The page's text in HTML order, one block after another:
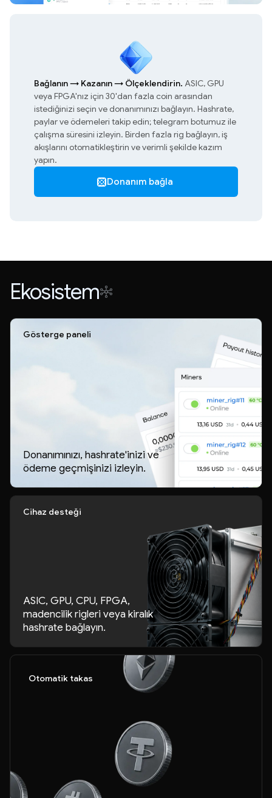
Bağlanın→ Kazanın→ Ölçeklendirin. ASIC, GPU
veya FPGA'nız için 30'dan fazla coin arasından
istediğinizi seçin ve donanımınızı bağlayın. Hashrate,
paylar ve ödemeleri takip edin; telegram botumuz ile
çalışma süresini izleyin. Birden fazla rig bağlayın, iş
akışlarını otomatikleştirin ve verimli şekilde kazım
yapın.
Donanım bağla
Ekosistem
Gösterge paneli
Donanımınızı, hashrate'inizi ve
ödeme geçmişinizi izleyin.
Cihaz desteği
ASIC, GPU, CPU, FPGA,
madencilik rigleri veya kiralık
hashrate bağlayın.
Otomatik takas